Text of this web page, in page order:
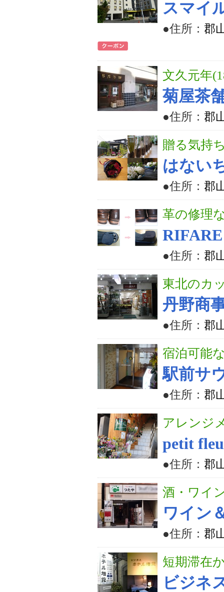
スマイ
●住所： 郡
文久元年
菊屋茶
●住所： 郡
贈る気持
はない
●住所： 郡
革の修理
RIFARE
●住所： 郡
東北のカ
丹野商
●住所： 郡
宿泊可能
駅前サ
●住所： 郡
アレンジ
petit
●住所： 郡
酒・ワイ
ワイン
●住所： 郡
短期滞在
ビジネ